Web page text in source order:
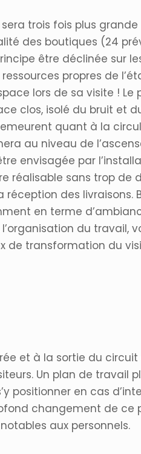
trois fois plus
des boutiques (24
être déclinée sur
propres de
lors de sa visite !
clos, isolé du bruit et
quant à la
au niveau de
envisagée par
réalisable sans trop de
des livraisons.
en terme
du travail,
de transformation du
et à la sortie du circuit
Un plan de travail
positionner en cas
changement de
aux personnels.